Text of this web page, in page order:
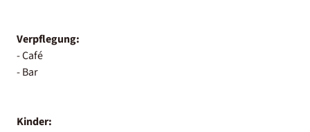
Verpflegung:
- Café
- Bar
Kinder: